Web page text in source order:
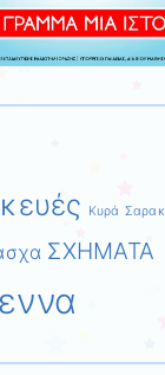
Κυρά
ΣΧΗΜΑΤΑ